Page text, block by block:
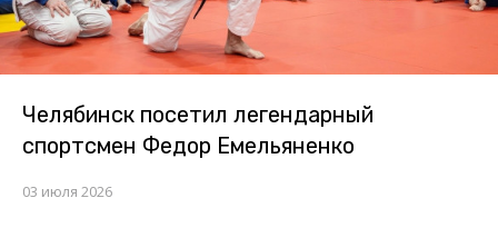
Челябинск посетил легендарный
спортсмен Федор Емельяненко
03 июля 2026